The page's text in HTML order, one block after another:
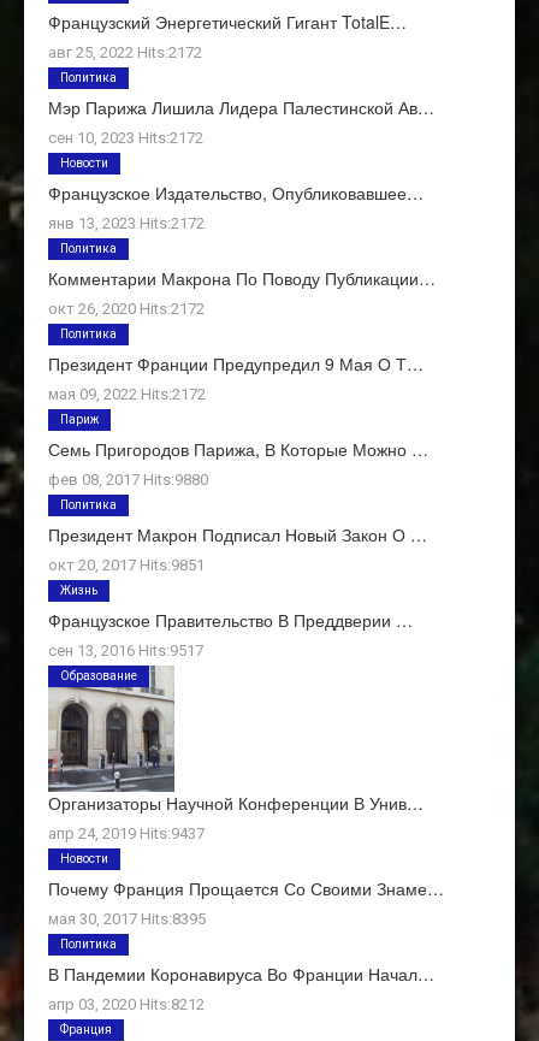
Французский Энергетический Гигант TotalE…
авг 25, 2022 Hits:2172
Мэр Парижа Лишила Лидера Палестинской Ав…
сен 10, 2023 Hits:2172
Политика
Французское Издательство, Опубликовавшее…
янв 13, 2023 Hits:2172
Новости
Комментарии Макрона По Поводу Публикации…
окт 26, 2020 Hits:2172
Политика
Президент Франции Предупредил 9 Мая О Т…
мая 09, 2022 Hits:2172
Политика
Семь Пригородов Парижа, В Которые Можно …
фев 08, 2017 Hits:9880
Париж
Президент Макрон Подписал Новый Закон О …
окт 20, 2017 Hits:9851
Политика
Французское Правительство В Преддверии …
сен 13, 2016 Hits:9517
Жизнь
Организаторы Научной Конференции В Унив…
апр 24, 2019 Hits:9437
Образование
Почему Франция Прощается Со Своими Знаме…
мая 30, 2017 Hits:8395
Новости
В Пандемии Коронавируса Во Франции Начал…
апр 03, 2020 Hits:8212
Политика
Франция